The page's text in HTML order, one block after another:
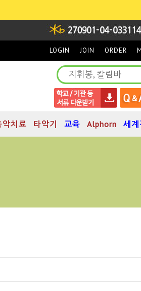
LOGIN JOIN ORDER
악치료 타악기 교육 Alphorn 세